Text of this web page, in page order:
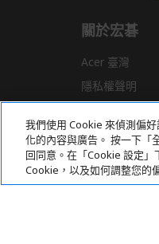
關於宏碁
Acer 臺灣
隱私權聲明
獎項
我們使用 Cookie 來偵測偏
化的內容與廣告。 按一下「
回同意。在「Cookie 設定
Cookie，以及如何調整您的